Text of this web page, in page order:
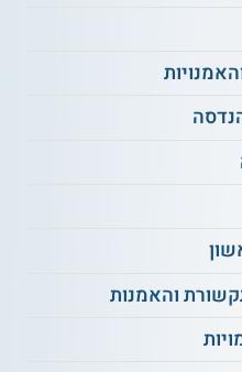
מתקבלים מועמדים שלהם
במדעי החיים או במדע
הוראה בתחום המדעים או
ההוראה? קראו על
הנדרשות מקבלים תואר
והאמנות